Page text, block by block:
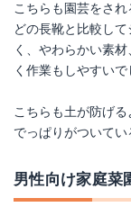
こちらも園芸をさ
どの長靴と比較し
く、やわらかい素
く作業もしやすいで
こちらも土が防げ
でっぱりがついてい
男性向け家庭菜